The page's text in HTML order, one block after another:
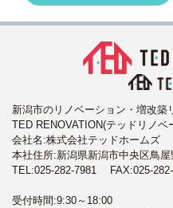
新潟市のリノベーション・増改築
TED RENOVATION(テッドリノベ
会社名:株式会社テッドホームズ
本社住所:新潟県新潟市中央区鳥
TEL:025-282-7981 FAX:025-
受付時間:9:30～18:00